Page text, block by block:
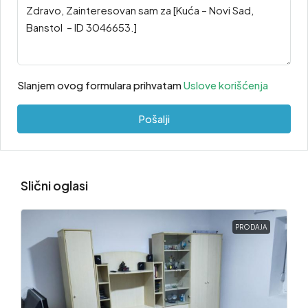
Slanjem ovog formulara prihvatamUslove korišćenja
Pošalji
Slični oglasi
PRODAJA